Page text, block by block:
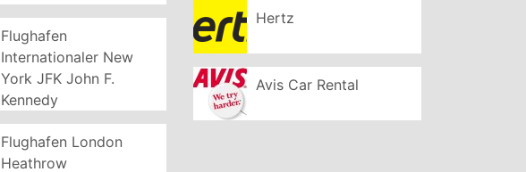
Flughafen
Internationaler New
York JFK John F.
Kennedy
Flughafen London
Heathrow
Hertz
Avis Car Rental